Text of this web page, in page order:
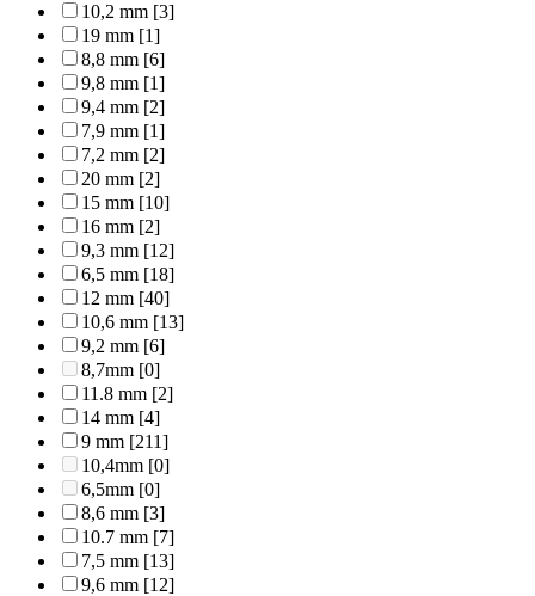
10,2 mm [3]
19 mm [1]
8,8 mm [6]
9,8 mm [1]
9,4 mm [2]
7,9 mm [1]
7,2 mm [2]
20 mm [2]
15 mm [10]
16 mm [2]
9,3 mm [12]
6,5 mm [18]
12 mm [40]
10,6 mm [13]
9,2 mm [6]
8,7mm [0]
11.8 mm [2]
14 mm [4]
9 mm [211]
10,4mm [0]
6,5mm [0]
8,6 mm [3]
10.7 mm [7]
7,5 mm [13]
9,6 mm [12]